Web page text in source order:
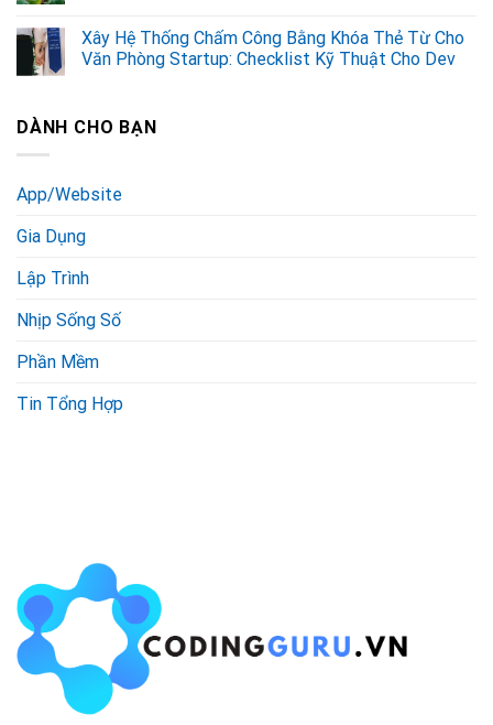
Xây Hệ Thống Chấm Công Bằng Khóa Thẻ Từ Cho
Văn Phòng Startup: Checklist Kỹ Thuật Cho Dev
DÀNH CHO BẠN
App/Website
Gia Dụng
Lập Trình
Nhịp Sống Số
Phần Mềm
Tin Tổng Hợp